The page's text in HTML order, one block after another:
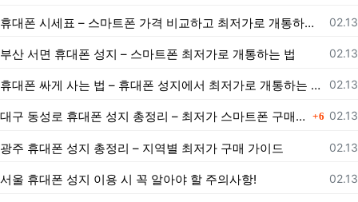
등록
02.13
휴대폰 시세표 – 스마트폰 가격 비교하고 최저가로 개통하는 법
등록
02.13
부산 서면 휴대폰 성지 – 스마트폰 최저가로 개통하는 법
등록
02.13
휴대폰 싸게 사는 법 – 휴대폰 성지에서 최저가로 개통하는 노하우
등록
02.13
대구 동성로 휴대폰 성지 총정리 – 최저가 스마트폰 구매 가이드 댓글
6
등록
02.13
광주 휴대폰 성지 총정리 – 지역별 최저가 구매 가이드
등록
02.13
서울 휴대폰 성지 이용 시 꼭 알아야 할 주의사항!